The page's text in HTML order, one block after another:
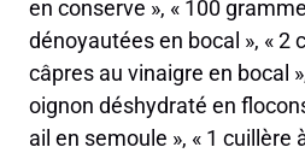
en conserve », « 100
dénoyautées en bocal », « 2
câpres au vinaigre en bocal
oignon déshydraté en
ail en semoule », « 1 cuillère